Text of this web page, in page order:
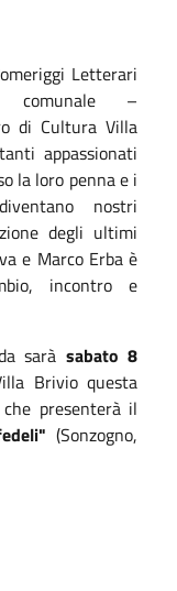
Letterari
comunale –
di Cultura Villa
appassionati
la loro penna e i
nostri
degli ultimi
e Marco Erba è
incontro e
sarà sabato 8
Brivio questa
che presenterà il
(Sonzogno,